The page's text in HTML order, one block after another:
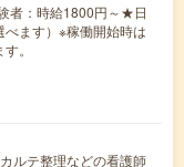
者：時給1800円～★日
ます）※稼働開始時は
。
ルテ整理などの看護師